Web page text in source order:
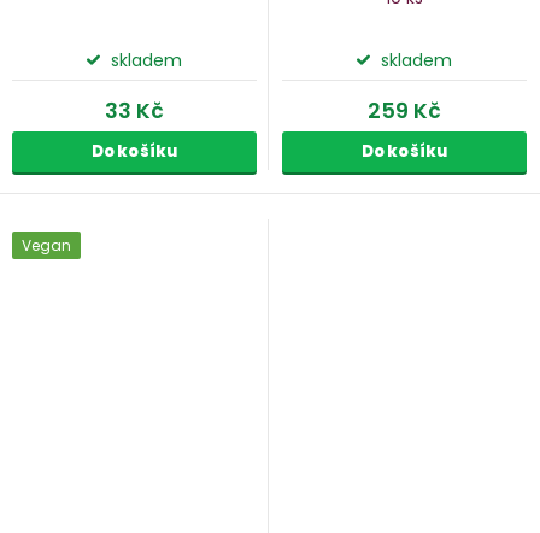
skladem
33 Kč
Do košíku
skladem
259 Kč
Do košíku
Vegan